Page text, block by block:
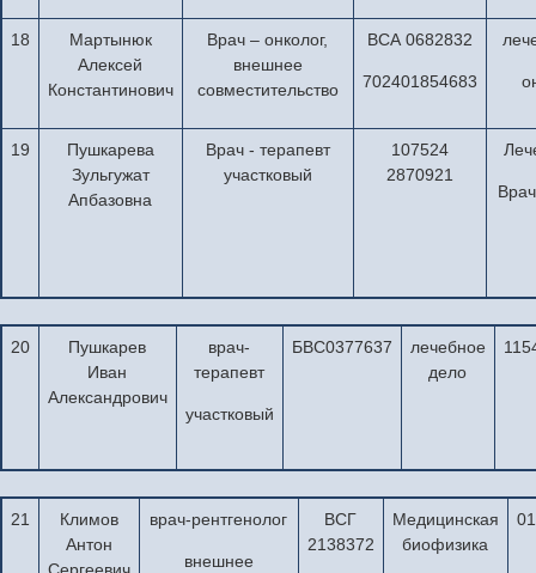
18
Мартынюк
Алексей
Константинович
Врач – онколог,
внешнее
совместительство
ВСА 0682832
702401854683
19
Пушкарева
Зульгужат
Апбазовна
Врач - терапевт
участковый
107524
2870921
20
Пушкарев
Иван
Александрович
врач-
терапевт
участковый
БВС0377637
лечебное
дело
21
Климов
Антон
врач-рентгенолог
внешнее
ВСГ
2138372
Медицинская
биофизика